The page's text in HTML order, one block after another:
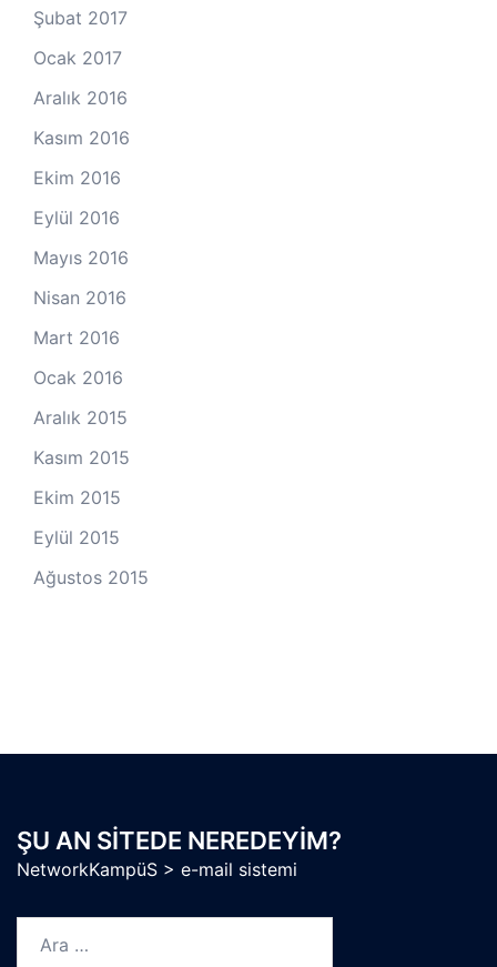
Şubat 2017
Ocak 2017
Aralık 2016
Kasım 2016
Ekim 2016
Eylül 2016
Mayıs 2016
Nisan 2016
Mart 2016
Ocak 2016
Aralık 2015
Kasım 2015
Ekim 2015
Eylül 2015
Ağustos 2015
ŞU AN SITEDE NEREDEYIM?
NetworkKampüS > e-mail sistemi